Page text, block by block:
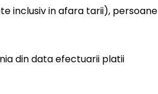
inclusiv in afara tarii), persoane
din data efectuarii platii